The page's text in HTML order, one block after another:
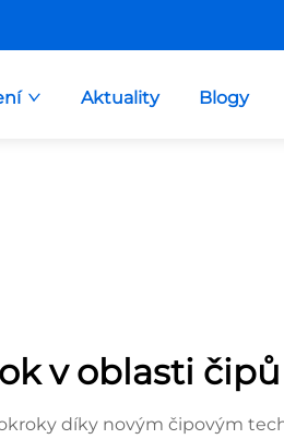
Aktuality Blogy
v oblasti čipů
díky novým čipovým